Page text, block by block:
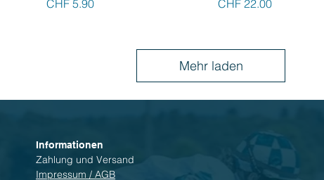
CHF 5.90 CHF 22.00
Mehr laden
Informationen
Zahlung und Versand
Impressum / AGB